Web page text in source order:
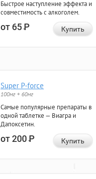
Быстрое наступление эффекта и
совместимость с алкоголем.
от 65Р Купить
Super P-force
100мг + 60мг
Самые популярные препараты в
одной таблетке — Виагра и
Дапоксетин.
от 200Р Купить